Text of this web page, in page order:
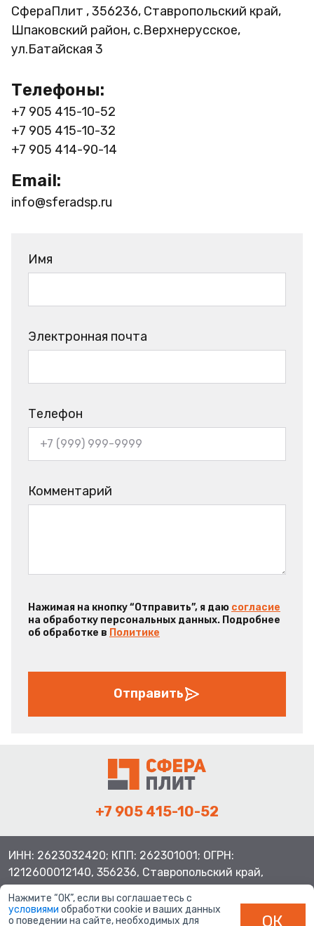
СфераПлит , 356236, Ставропольский край,
Шпаковский район, с.Верхнерусское,
ул.Батайская 3
Телефоны:
+7 905 415-10-52
+7 905 415-10-32
+7 905 414-90-14
Email:
info@sferadsp.ru
Имя
Электронная почта
Телефон
Комментарий
Нажимая на кнопку “Отправить”, я даю согласие
на обработку персональных данных. Подробнее
об обработке в Политике
Отправить
+7 905 415-10-52
ИНН: 2623032420; КПП: 262301001; ОГРН:
1212600012140, 356236, Ставропольский край,
Нажмите “ОК”, если вы соглашаетесь с
условиями обработки cookie и ваших данных
о поведении на сайте, необходимых для
ОК